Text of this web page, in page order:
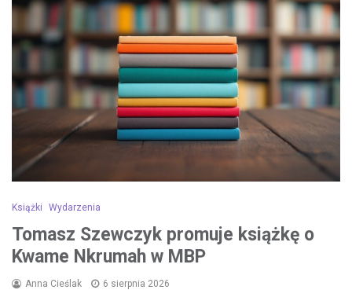
Książki Wydarzenia
Tomasz Szewczyk promuje książkę o
Kwame Nkrumah w MBP
Anna Cieślak 6 sierpnia 2026